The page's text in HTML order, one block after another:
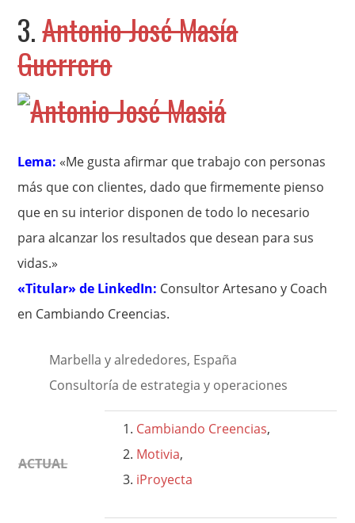
3.Antonio José Masía
Guerrero
Lema: «Me gusta afirmar que trabajo con personas
más que con clientes, dado que firmemente pienso
que en su interior disponen de todo lo necesario
para alcanzar los resultados que desean para sus
vidas.»
«Titular» de LinkedIn: Consultor Artesano y Coach
en Cambiando Creencias.
Marbella y alrededores, España
Consultoría de estrategia y operaciones
ACTUAL
Cambiando Creencias,
Motivia,
iProyecta